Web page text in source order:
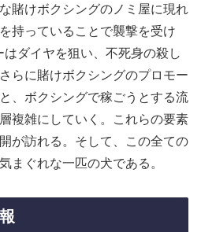
賭けボクシングのノミ屋に現れ
持っていることで襲撃を受け
ダイヤを狙い、不死身の殺し
らに賭けボクシングのプロモー
、ボクシングで稼ごうとする流
複雑にしていく。これらの要素
が訪れる。そして、この全ての
まぐれな一匹の犬である。